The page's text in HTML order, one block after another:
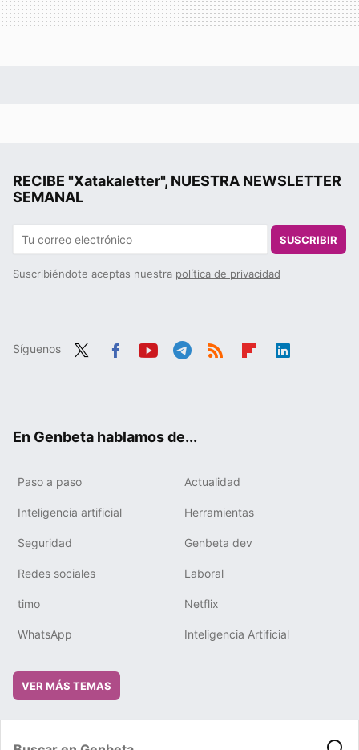
RECIBE "Xatakaletter", NUESTRA NEWSLETTER
SEMANAL
SUSCRIBIR
Suscribiéndote aceptas nuestra política de privacidad
Síguenos
En Genbeta hablamos de...
Paso a paso Actualidad
Inteligencia artificial Herramientas
Seguridad Genbeta dev
Redes sociales Laboral
timo Netflix
WhatsApp Inteligencia Artificial
VER MÁS TEMAS